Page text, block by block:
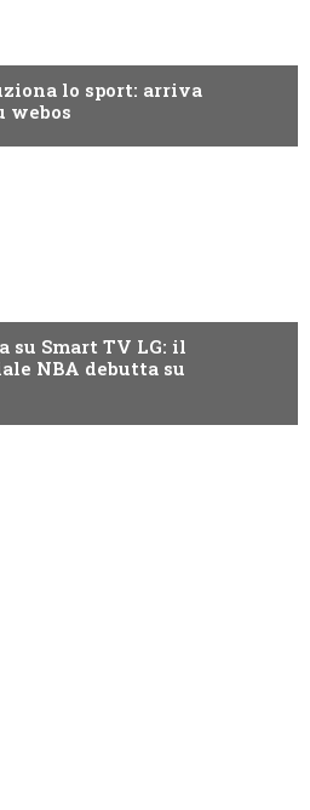
lo sport: arriva
webos
su Smart TV LG: il
NBA debutta su